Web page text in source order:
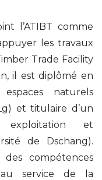
l’ATIBT comme
les travaux
Trade Facility
il est diplômé en
naturels
et titulaire d’un
exploitation et
de Dschang).
compétences
au service de la